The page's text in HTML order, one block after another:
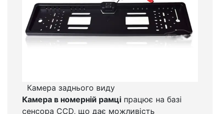
Камера заднього виду
Камера в номерній рамці працює на базі
сенсора CCD, що дає можливість